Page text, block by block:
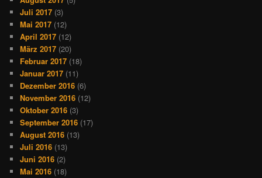
Juli 2017 (3)
Mai 2017 (12)
April 2017 (12)
März 2017 (20)
Februar 2017 (18)
Januar 2017 (11)
Dezember 2016 (6)
November 2016 (12)
Oktober 2016 (3)
September 2016 (17)
August 2016 (13)
Juli 2016 (13)
Juni 2016 (2)
Mai 2016 (18)